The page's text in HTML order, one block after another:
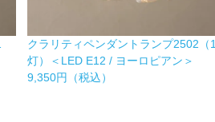
クラリティペンダントランプ2502（1
灯）＜LED E12 / ヨーロピアン＞
9,350円（税込）